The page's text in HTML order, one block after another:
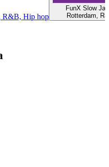
R&B, Hip hop
FunX Slow
Rotterdam,